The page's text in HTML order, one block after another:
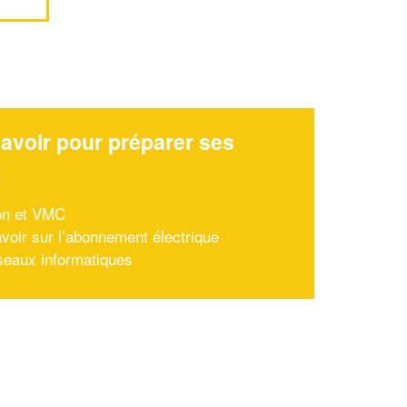
pour préparer ses
et VMC
sur l’abonnement électrique
informatiques